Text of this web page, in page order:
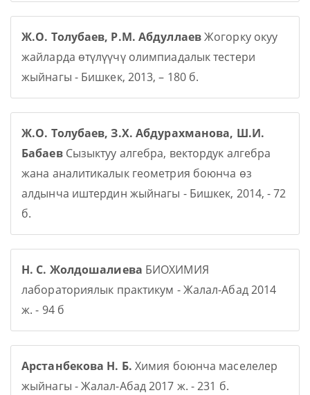
Ж.О. Толубаев, Р.М. АбдуллаевЖогорку окуу
жайларда өтүлүүчү олимпиадалык тестери
жыйнагы - Бишкек, 2013, – 180 б.
Ж.О. Толубаев, З.Х. Абдурахманова, Ш.И.
БабаевСызыктуу алгебра, вектордук алгебра
жана аналитикалык геометрия боюнча өз
алдынча иштердин жыйнагы - Бишкек, 2014, - 72
б.
Н. С. Жолдошалиева БИОХИМИЯ
лабораториялык практикум - Жалал-Абад 2014
ж. - 94 б
Арстанбекова Н. Б. Химия боюнча маселелер
жыйнагы - Жалал-Абад 2017 ж. - 231 б.